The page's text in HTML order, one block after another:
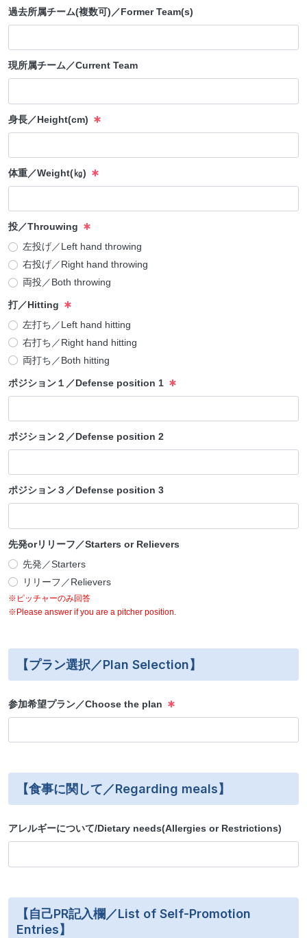
過去所属チーム(複数可)／Former Team(s)
現所属チーム／Current Team
身長／Height(cm)
体重／Weight(㎏)
投／Throuwing
左投げ／Left hand throwing
右投げ／Right hand throwing
両投／Both throwing
打／Hitting
左打ち／Left hand hitting
右打ち／Right hand hitting
両打ち／Both hitting
ポジション１／Defense position 1
ポジション２／Defense position 2
ポジション３／Defense position 3
先発orリリーフ／Starters or Relievers
先発／Starters
リリーフ／Relievers
※ピッチャーのみ回答
※Please answer if you are a pitcher position.
【プラン選択／Plan Selection】
参加希望プラン／Choose the plan
【食事に関して／Regarding meals】
アレルギーについて/Dietary needs(Allergies or Restrictions)
【自己PR記入欄／List of Self-Promotion
Entries】